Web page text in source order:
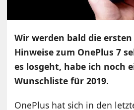
Wir werden bald die
Hinweise zum OnePlus 7
es losgeht, habe ich noch
Wunschliste für 2019.
OnePlus hat sich in den